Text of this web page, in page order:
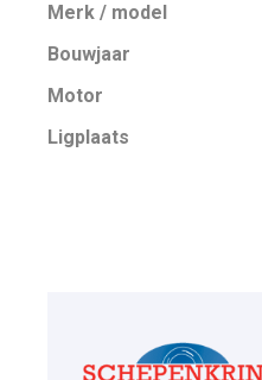
Merk / model
Bouwjaar
Motor
Ligplaats